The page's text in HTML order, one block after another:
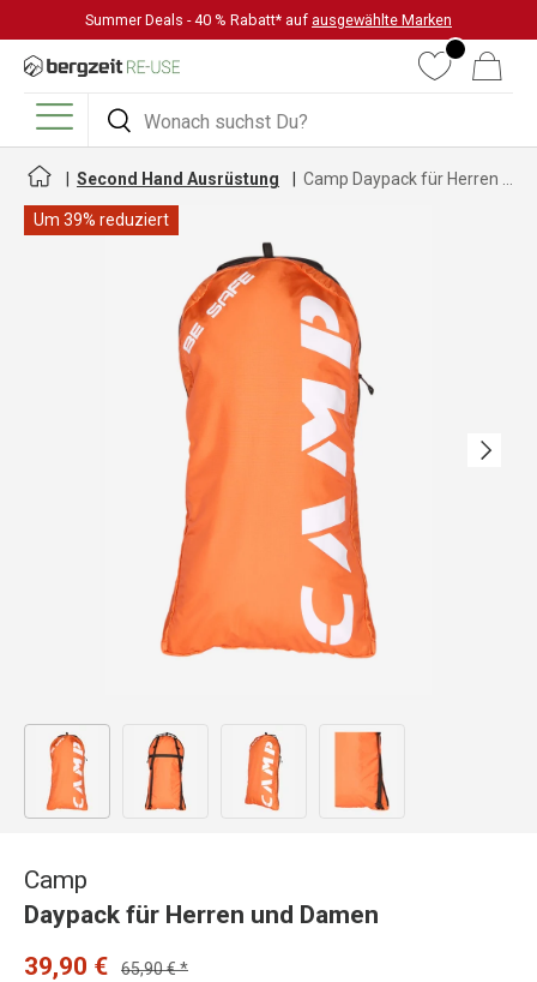
DIREKT ZUM INHALT
Summer Deals - 40 % Rabatt* auf ausgewählte Marken
Suchen
Suchen
WunschlisteWarenkorb
Menü
Second Hand Ausrüstung
Um 39% reduziert
Nächste
Bild 1 in Galerieansicht laden
Camp
Daypack für Herren und Damen
39,90 €
65,90 € *